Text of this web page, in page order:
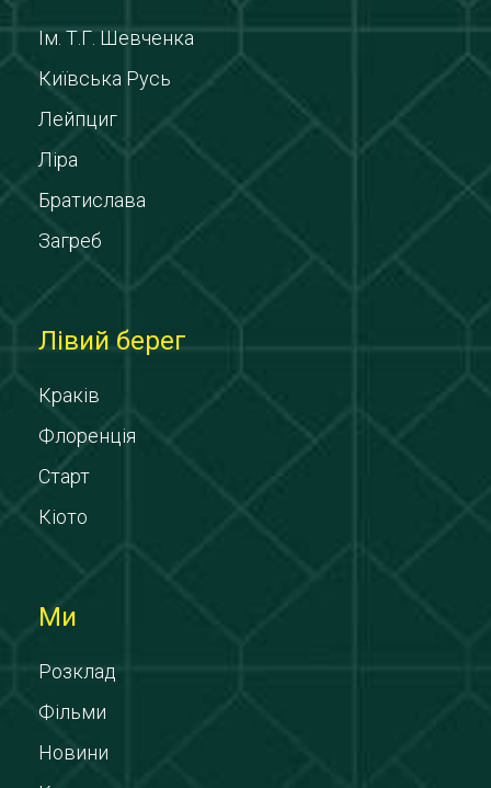
Ім. Т.Г. Шевченка
Київська Русь
Лейпциг
Ліра
Братислава
Загреб
Лівий берег
Краків
Флоренція
Старт
Кіото
Ми
Розклад
Фільми
Новини